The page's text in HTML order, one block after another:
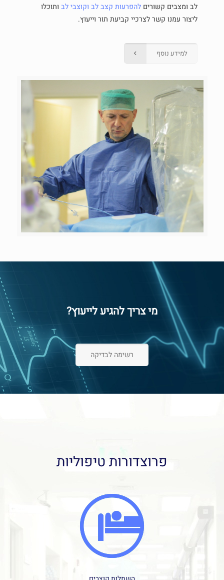
לב ומצבים קשוריםלהפרעות קצב לב וקוצבי לב ותוכלו
ליצור עמנו קשר לצרכיי קביעת תור וייעוץ.
למידע נוסף
מי צריך להגיע לייעוץ?
רשימה לבדיקה
פרוצדורות טיפוליות